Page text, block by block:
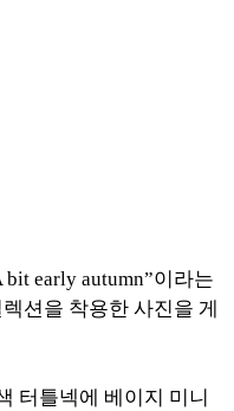
early autumn”이라는
션을 착용한 사진을 게
터틀넥에 베이지 미니